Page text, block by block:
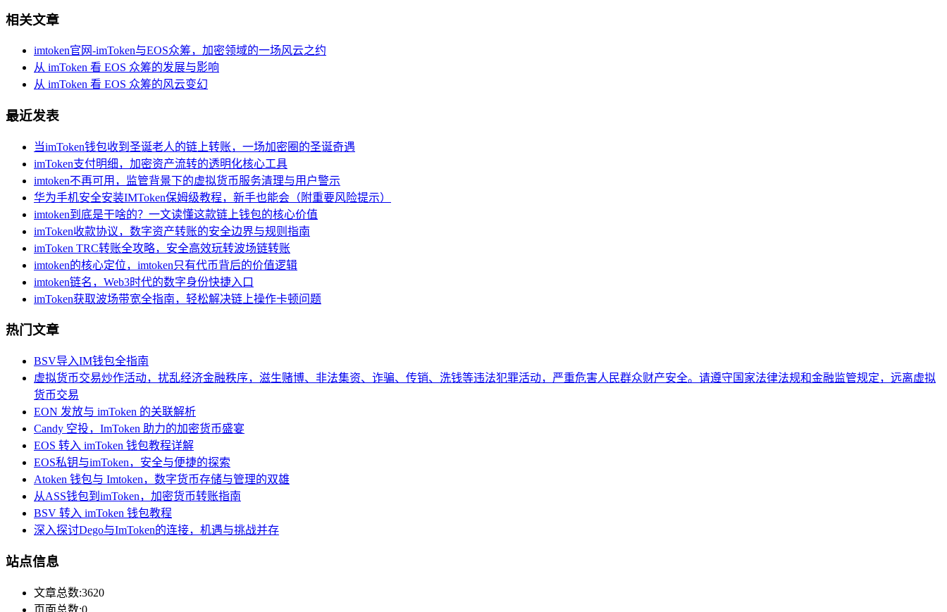
相关文章
imtoken官网-imToken与EOS众筹，加密领域的一场风云之约
从 imToken 看 EOS 众筹的发展与影响
从 imToken 看 EOS 众筹的风云变幻
最近发表
当imToken钱包收到圣诞老人的链上转账，一场加密圈的圣诞奇遇
imToken支付明细，加密资产流转的透明化核心工具
imtoken不再可用，监管背景下的虚拟货币服务清理与用户警示
华为手机安全安装IMToken保姆级教程，新手也能会（附重要风险提示）
imtoken到底是干啥的？一文读懂这款链上钱包的核心价值
imToken收款协议，数字资产转账的安全边界与规则指南
imToken TRC转账全攻略，安全高效玩转波场链转账
imtoken的核心定位，imtoken只有代币背后的价值逻辑
imtoken链名，Web3时代的数字身份快捷入口
imToken获取波场带宽全指南，轻松解决链上操作卡顿问题
热门文章
BSV导入IM钱包全指南
虚拟货币交易炒作活动，扰乱经济金融秩序，滋生赌博、非法集资、诈骗、传销、洗钱等违法犯罪活动，严重危害人民群众财产安全。请遵守国家法律法规和金融监管规定，远离虚拟
货币交易
EON 发放与 imToken 的关联解析
Candy 空投，ImToken 助力的加密货币盛宴
EOS 转入 imToken 钱包教程详解
EOS私钥与imToken，安全与便捷的探索
Atoken 钱包与 Imtoken，数字货币存储与管理的双雄
从ASS钱包到imToken，加密货币转账指南
BSV 转入 imToken 钱包教程
深入探讨Dego与ImToken的连接，机遇与挑战并存
站点信息
文章总数:3620
页面总数:0